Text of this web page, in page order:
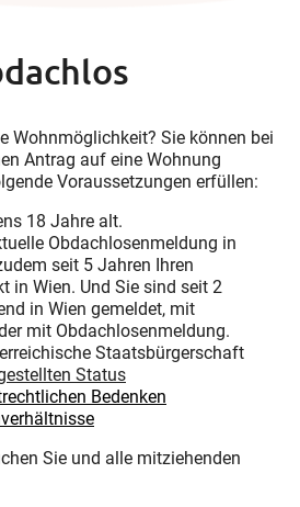
Wohnmöglichkeit? Sie können bei
Antrag auf eine Wohnung
Voraussetzungen erfüllen:
18 Jahre alt.
Obdachlosenmeldung in
seit 5 Jahren Ihren
in Wien. Und Sie sind seit 2
in Wien gemeldet, mit
mit Obdachlosenmeldung.
Staatsbürgerschaft
Status
Bedenken
Sie und alle mitziehenden